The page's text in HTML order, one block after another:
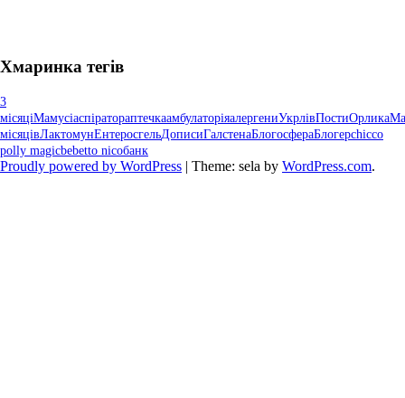
Хмаринка тегів
3
місяціМамусіаспіратораптечкаамбулаторіяалергениУкрлівПостиОрлика
місяцівЛактомунЕнтеросгельДописиГалстенаБлогосфераБлогерchicco
polly magicbebetto nicoбанк
Proudly powered by WordPress Theme: sela by WordPress.com.